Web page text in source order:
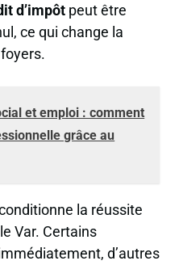
d’impôt peut être
ce qui change la
et emploi : comment
grâce au
la réussite
Var. Certains
d’autres